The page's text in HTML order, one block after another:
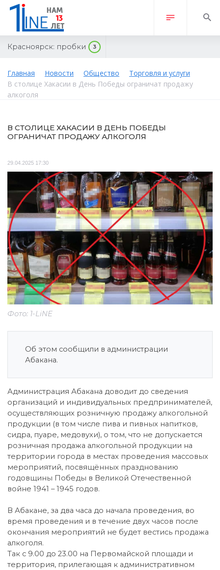
Красноярск: пробки 3
Главная Новости Общество
Торговля и услуги
В столице Хакасии в День Победы ограничат продажу
алкоголя
В СТОЛИЦЕ ХАКАСИИ В ДЕНЬ ПОБЕДЫ
ОГРАНИЧАТ ПРОДАЖУ АЛКОГОЛЯ
29.04.2025 17:30
Фото: 1-LiNE
Об этом сообщили в администрации
Абакана.
Администрация Абакана доводит до сведения
организаций и индивидуальных предпринимателей,
осуществляющих розничную продажу алкогольной
продукции (в том числе пива и пивных напитков,
сидра, пуаре, медовухи), о том, что не допускается
розничная продажа алкогольной продукции на
территории города в местах проведения массовых
мероприятий, посвящённых празднованию
годовщины Победы в Великой Отечественной
войне 1941 – 1945 годов.
В Абакане, за два часа до начала проведения, во
время проведения и в течение двух часов после
окончания мероприятий не будет вестись продажа
алкоголя.
Так с 9.00 до 23.00 на Первомайской площади и
территория, прилегающая к административном